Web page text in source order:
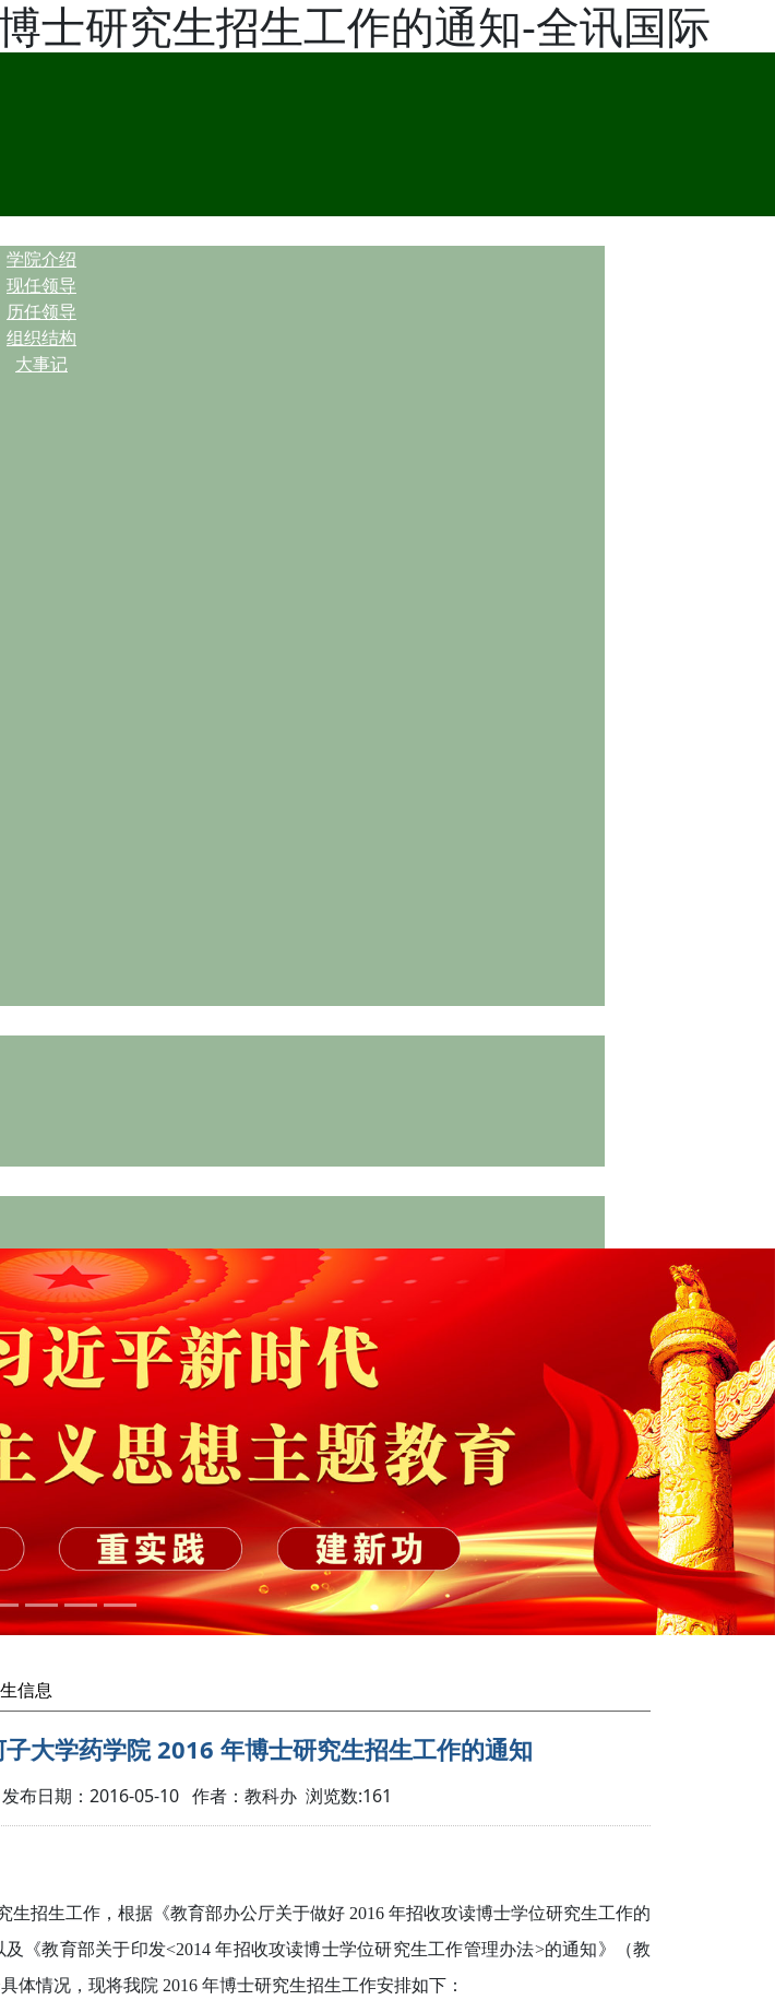
士研究生招生工作的通知-全讯国际
学院介绍
现任领导
历任领导
组织结构
大事记
信息
大学药学院 2016 年博士研究生招生工作的通知
发布日期：2016-05-10 作者：教科办 浏览数:161
生招生工作，根据《教育部办公厅关于做好 2016 年招收攻读博士学位研究生工作的
《教育部关于印发<2014 年招收攻读博士学位研究生工作管理办法>的通知》（教
体情况，现将我院 2016 年博士研究生招生工作安排如下：